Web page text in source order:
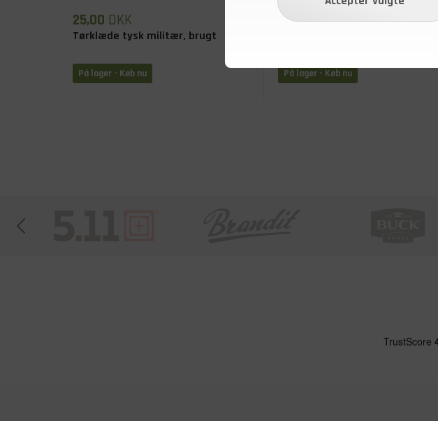
25,00 DKK
Tørklæde tysk militær, brugt
På lager - Køb nu
29,00DKK
På lager - Køb nu